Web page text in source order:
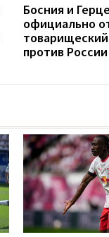
Босния и
официально
против России